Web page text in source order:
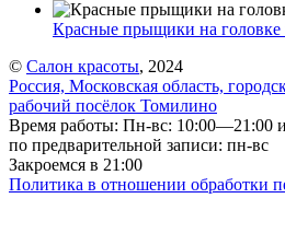
Красные прыщики на головке
© Салон красоты, 2024
Россия, Московская область,
рабочий посёлок Томилино
Время работы: Пн-вс: 10:00—21:00 и
по предварительной записи: пн-вс
Закроемся в 21:00
Политика в отношении обработки